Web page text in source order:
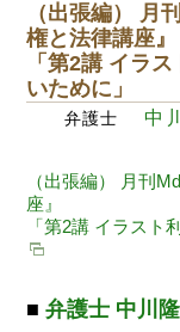
（出張編） 月
権と法律講座』
「第2講 イラ
いために」
弁護士 中
（出張編） 月刊
座』
「第2講 イラスト
■ 弁護士 中川